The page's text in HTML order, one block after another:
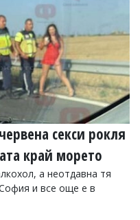
секси рокля
край морето
а неотдавна тя
и все още е в